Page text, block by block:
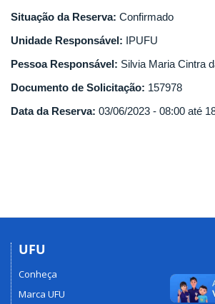
Situação da Reserva: Confirmado
Unidade Responsável: IPUFU
Pessoa Responsável: Silvia Maria Cintra
Documento de Solicitação: 157978
Data da Reserva: 03/06/2023 - 08:00 até
UFU
Conheça
Marca UFU